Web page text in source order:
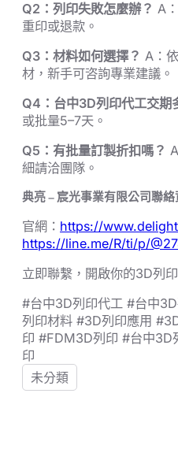
Q2：列印失敗怎麼辦？ A
重印或退款。
Q3：材料如何選擇？ A：
材，新手可咨詢專業建議。
Q4：台中3D列印代工交期
或批量5–7天。
Q5：有批量訂製折扣嗎？
細請洽團隊。
典亮 – 宸光事業有限公司聯絡
官網： https://
https://line.me/R/ti/p/
立即聯繫，開啟你的3D列印
#台中3D列印代工 #台中
列印材料 #3D列印應用
印 #FDM3D列印 #台中3D
印
未分類